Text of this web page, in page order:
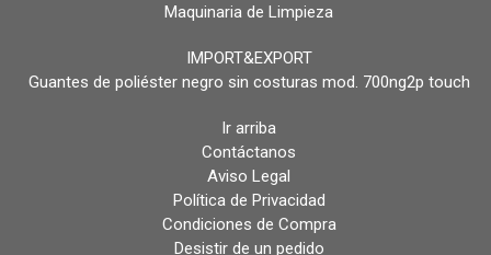
Maquinaria de Limpieza
IMPORT&EXPORT
Guantes de poliéster negro sin costuras mod. 700ng2p touch
Ir arriba
Contáctanos
Aviso Legal
Política de Privacidad
Condiciones de Compra
Desistir de un pedido